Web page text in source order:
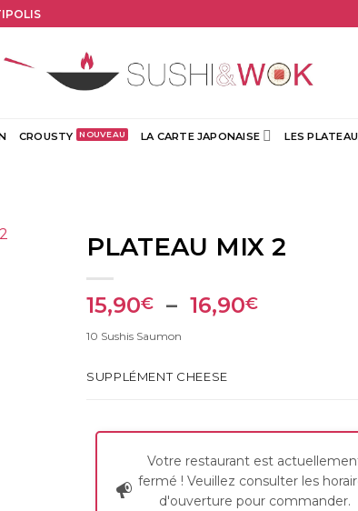
CROUSTY LA CARTE JAPONAISE LES
PLATEAU MIX 2
15,90€ – 16,90€Plage
10 Sushis Saumon
SUPPLÉMENT CHEESE
Votre restaurant est
fermé ! Veuillez consulter les
d'ouverture pour commander.